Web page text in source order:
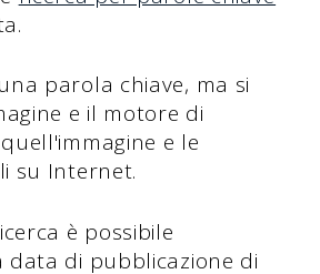
parola chiave, ma si
e il motore di
e le
su Internet.
è possibile
data di pubblicazione di